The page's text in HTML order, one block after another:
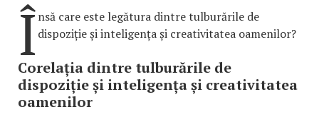
Însă care este legătura dintre tulburările de
dispoziție și inteligența și creativitatea oamenilor?
Corelația dintre tulburările de
dispoziție și inteligența și creativitatea
oamenilor